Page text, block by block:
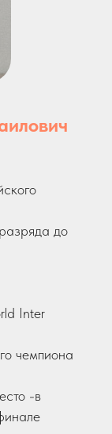
до
Inter
чемпиона
-в